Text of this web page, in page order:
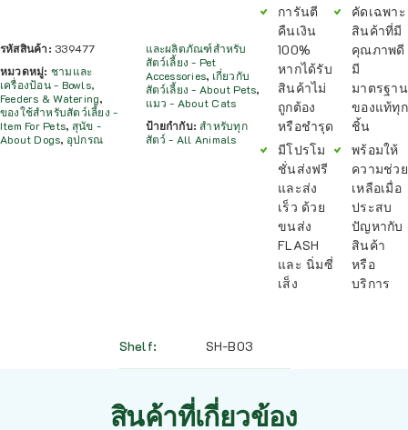
รหัสสินค้า: 339477
หมวดหมู่: ชามและ
เครื่องป้อน - Bowls,
Feeders & Watering,
ของใช้สำหรับสัตว์เลี้ยง -
Item For Pets, สุนัข -
About Dogs, อุปกรณ
และผลิตภัณฑ์สำหรับ
สัตว์เลี้ยง - Pet
Accessories, เกี่ยวกับ
สัตว์เลี้ยง - About Pets,
แมว - About Cats
ป้ายกำกับ:สำหรับทุก
สัตว์ - All Animals
การันตี
คืนเงิน
100%
หากได้รับ
สินค้าไม่
ถูกต้อง
หรือชำรุด
มีโปรโม
ชั่นส่งฟรี
และส่ง
เร็ว ด้วย
ขนส่ง
FLASH
และ นิ่มซี่
เส็ง
คัดเฉพาะ
สินค้าที่มี
คุณภาพดี
มี
มาตรฐาน
ของแท้ทุก
ชิ้น
พร้อมให้
ความช่วย
เหลือเมื่อ
ประสบ
ปัญหากับ
สินค้า
หรือ
บริการ
Shelf SH-B03
สินค้าที่เกี่ยวข้อง